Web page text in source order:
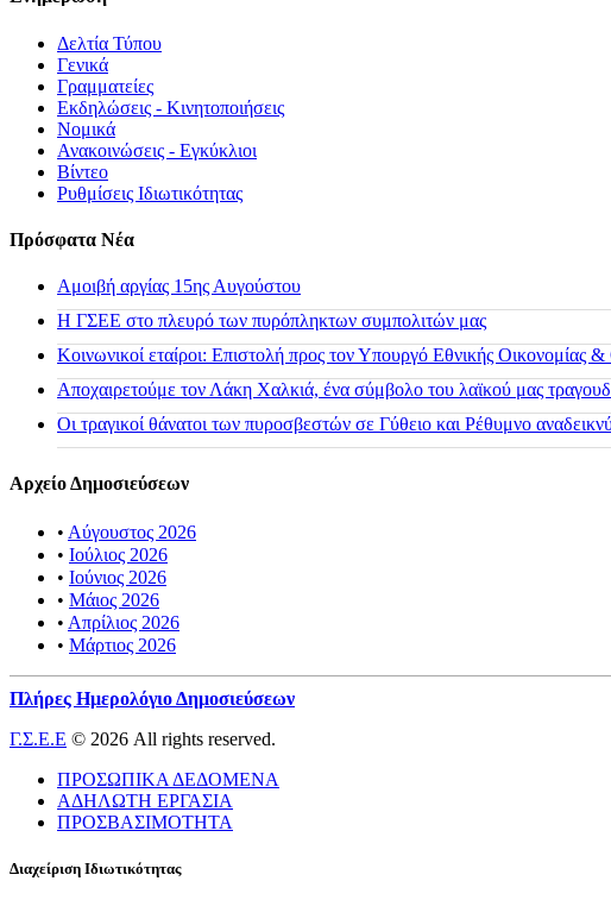
Δελτία Τύπου
Γενικά
Γραμματείες
Εκδηλώσεις - Κινητοποιήσεις
Νομικά
Ανακοινώσεις - Εγκύκλιοι
Βίντεο
Ρυθμίσεις Ιδιωτικότητας
Πρόσφατα Νέα
Αμοιβή αργίας 15ης Αυγούστου
H ΓΣΕΕ στο πλευρό των πυρόπληκτων συμπολιτών μας
Κοινωνικοί εταίροι: Επιστολή προς τον Υπουργό Εθνικής
Αποχαιρετούμε τον Λάκη Χαλκιά, ένα σύμβολο του λαϊκού μας
Οι τραγικοί θάνατοι των πυροσβεστών σε Γύθειο και Ρέθυμνο
Αρχείο Δημοσιεύσεων
• Αύγουστος 2026
• Ιούλιος 2026
• Ιούνιος 2026
• Μάιος 2026
• Απρίλιος 2026
• Μάρτιος 2026
Πλήρες Ημερολόγιο Δημοσιεύσεων
Γ.Σ.Ε.Ε © 2026 All rights reserved.
ΠΡΟΣΩΠΙΚΑ ΔΕΔΟΜΕΝΑ
ΑΔΗΛΩΤΗ ΕΡΓΑΣΙΑ
ΠΡΟΣΒΑΣΙΜΟΤΗΤΑ
Διαχείριση Ιδιωτικότητας